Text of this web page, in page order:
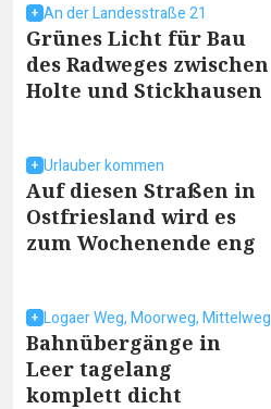
An der Landesstraße 21
Grünes Licht für Bau
des Radweges zwischen
Holte und Stickhausen
Urlauber kommen
Auf diesen Straßen in
Ostfriesland wird es
zum Wochenende eng
Logaer Weg, Moorweg, Mittelweg
Bahnübergänge in
Leer tagelang
komplett dicht